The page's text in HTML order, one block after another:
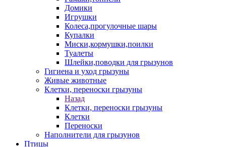
Домики
Игрушки
Колеса,прогулочные шары
Купалки
Миски,кормушки,поилки
Туалеты
Шлейки,поводки для грызунов
Гигиена и уход грызуны
Живые животные
Клетки, переноски грызуны
Назад
Клетки, переноски грызуны
Клетки
Переноски
Наполнители для грызунов
Птицы